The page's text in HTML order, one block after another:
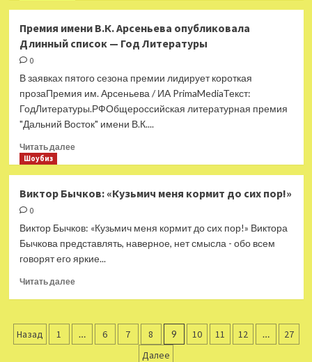
поэт
Андрей
Литературы
Премия имени В.К. Арсеньева опубликовала
Длинный список — Год Литературы
0
В заявках пятого сезона премии лидирует короткая
прозаПремия им. Арсеньева / ИА PrimaMediaТекст:
ГодЛитературы.РФОбщероссийская литературная премия
"Дальний Восток" имени В.К....
Читать далееПрочитать
имени
Арсеньева
Длинный
список
Шоубиз
Виктор Бычков: «Кузьмич меня кормит до сих пор!»
0
Виктор Бычков: «Кузьмич меня кормит до сих пор!» Виктора
Бычкова представлять, наверное, нет смысла - обо всем
говорят его яркие...
Читать далееПрочитать
Бычков:
«Кузьмич
Пагинация
Назад 1 … 6 7 8 9 10 11 12 …
27
Далее